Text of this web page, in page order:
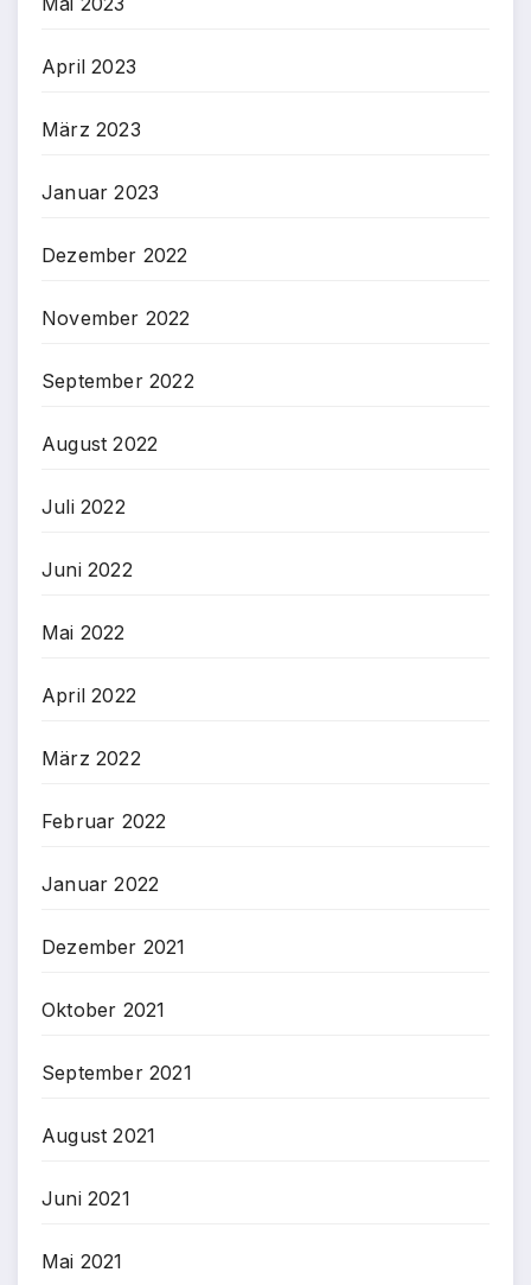
April 2023
März 2023
Januar 2023
Dezember 2022
November 2022
September 2022
August 2022
Juli 2022
Juni 2022
Mai 2022
April 2022
März 2022
Februar 2022
Januar 2022
Dezember 2021
Oktober 2021
September 2021
August 2021
Juni 2021
Mai 2021